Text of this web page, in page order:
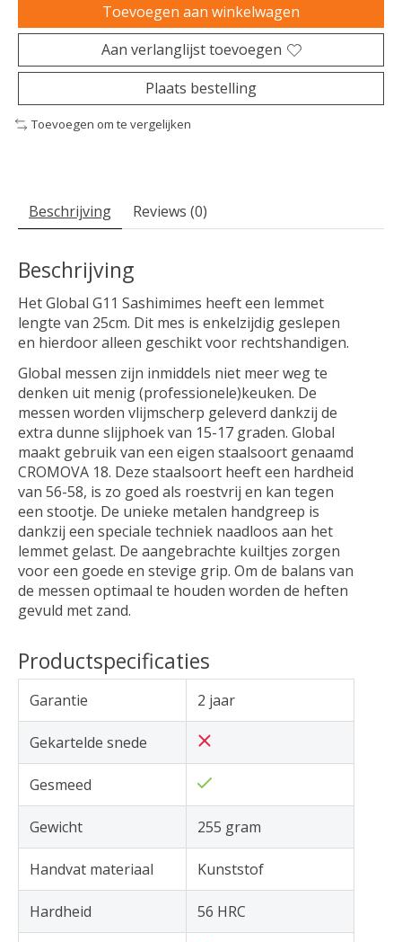
Toevoegen aan winkelwagen
Aan verlanglijst toevoegen
Plaats bestelling
Toevoegen om te vergelijken
Beschrijving Reviews (0)
Beschrijving
Het Global G11 Sashimimes heeft een lemmet
lengte van 25cm. Dit mes is enkelzijdig geslepen
en hierdoor alleen geschikt voor rechtshandigen.
Global messen zijn inmiddels niet meer weg te
denken uit menig (professionele)keuken. De
messen worden vlijmscherp geleverd dankzij de
extra dunne slijphoek van 15-17 graden. Global
maakt gebruik van een eigen staalsoort genaamd
CROMOVA 18. Deze staalsoort heeft een hardheid
van 56-58, is zo goed als roestvrij en kan tegen
een stootje. De unieke metalen handgreep is
dankzij een speciale techniek naadloos aan het
lemmet gelast. De aangebrachte kuiltjes zorgen
voor een goede en stevige grip. Om de balans van
de messen optimaal te houden worden de heften
gevuld met zand.
Productspecificaties
Garantie 2 jaar
Gekartelde snede
Gesmeed
Gewicht 255 gram
Handvat materiaal Kunststof
Hardheid 56 HRC